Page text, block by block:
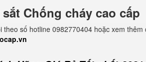
Chống cháy cao cấp
số hotline 0982770404 hoặc xem